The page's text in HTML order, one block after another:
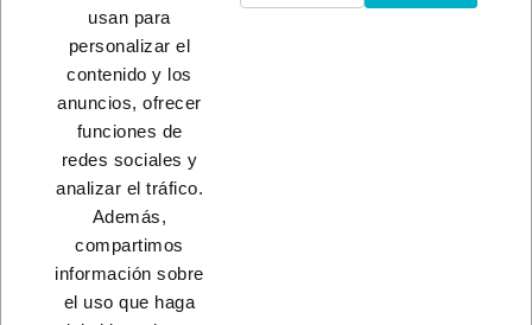
ESCALERA INDUSTRIAL 2T
2X9
A consultar
usan para
personalizar el
contenido y los
anuncios, ofrecer
funciones de
redes sociales y
analizar el tráfico.
Además,
compartimos
información sobre
el uso que haga